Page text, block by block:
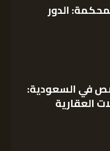
الدور
في السعودية:
العقارية